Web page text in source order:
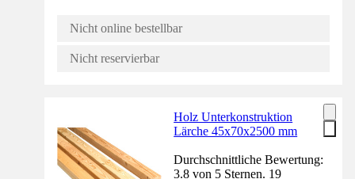
Nicht online bestellbar
Nicht reservierbar
Holz Unterkonstruktion
Lärche 45x70x2500 mm
Durchschnittliche Bewertung:
3.8 von 5 Sternen. 19